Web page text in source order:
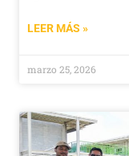
LEER MÁS »
marzo 25, 2026